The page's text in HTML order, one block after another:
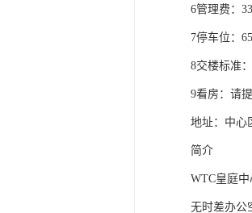
6管理费：
7停车位：
8交楼标准
9看房：请
地址：中心
简介
WTC皇庭
无时差办公